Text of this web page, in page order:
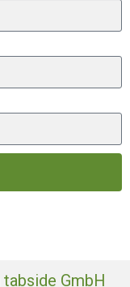
tabside GmbH